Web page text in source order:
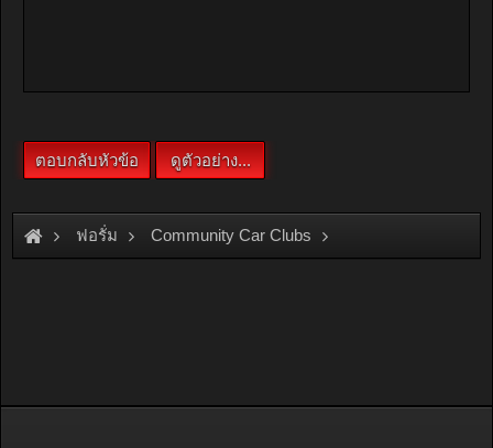
ฟอรั่ม Community Car Clubs